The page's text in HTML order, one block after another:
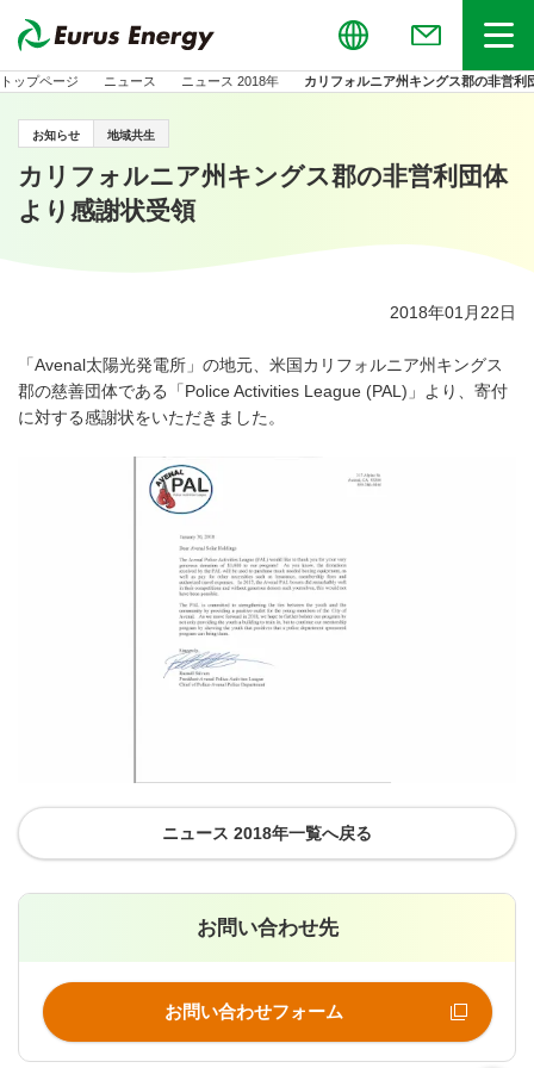
Globalお問い合わせメニュー
トップページ ニュース ニュース 2018年 カリフォルニア州キングス郡の非営利
お知らせ 地域共生
カリフォルニア州キングス郡の非営利団体
より感謝状受領
2018年01月22日
「Avenal太陽光発電所」の地元、米国カリフォルニア州キングス
郡の慈善団体である「Police Activities League (PAL)」より、寄付
に対する感謝状をいただきました。
ニュース 2018年一覧へ戻る
お問い合わせ先
お問い合わせフォーム